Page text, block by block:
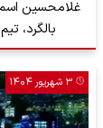
غلامحسین
بالگرد،
۳ شهریور ۱۴۰۴